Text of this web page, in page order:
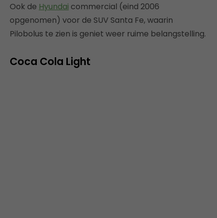
Ook de Hyundai commercial (eind 2006
opgenomen) voor de SUV Santa Fe, waarin
Pilobolus te zien is geniet weer ruime belangstelling.
Coca Cola Light